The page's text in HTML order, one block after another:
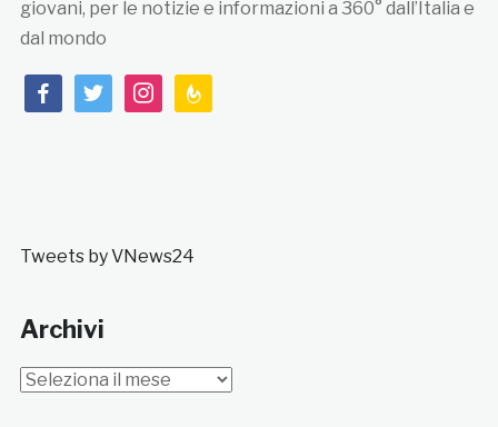
giovani, per le notizie e informazioni a 360° dall’Italia e
dal mondo
facebooktwitterinstagramfeedburner
Tweets by VNews24
Archivi
Archivi